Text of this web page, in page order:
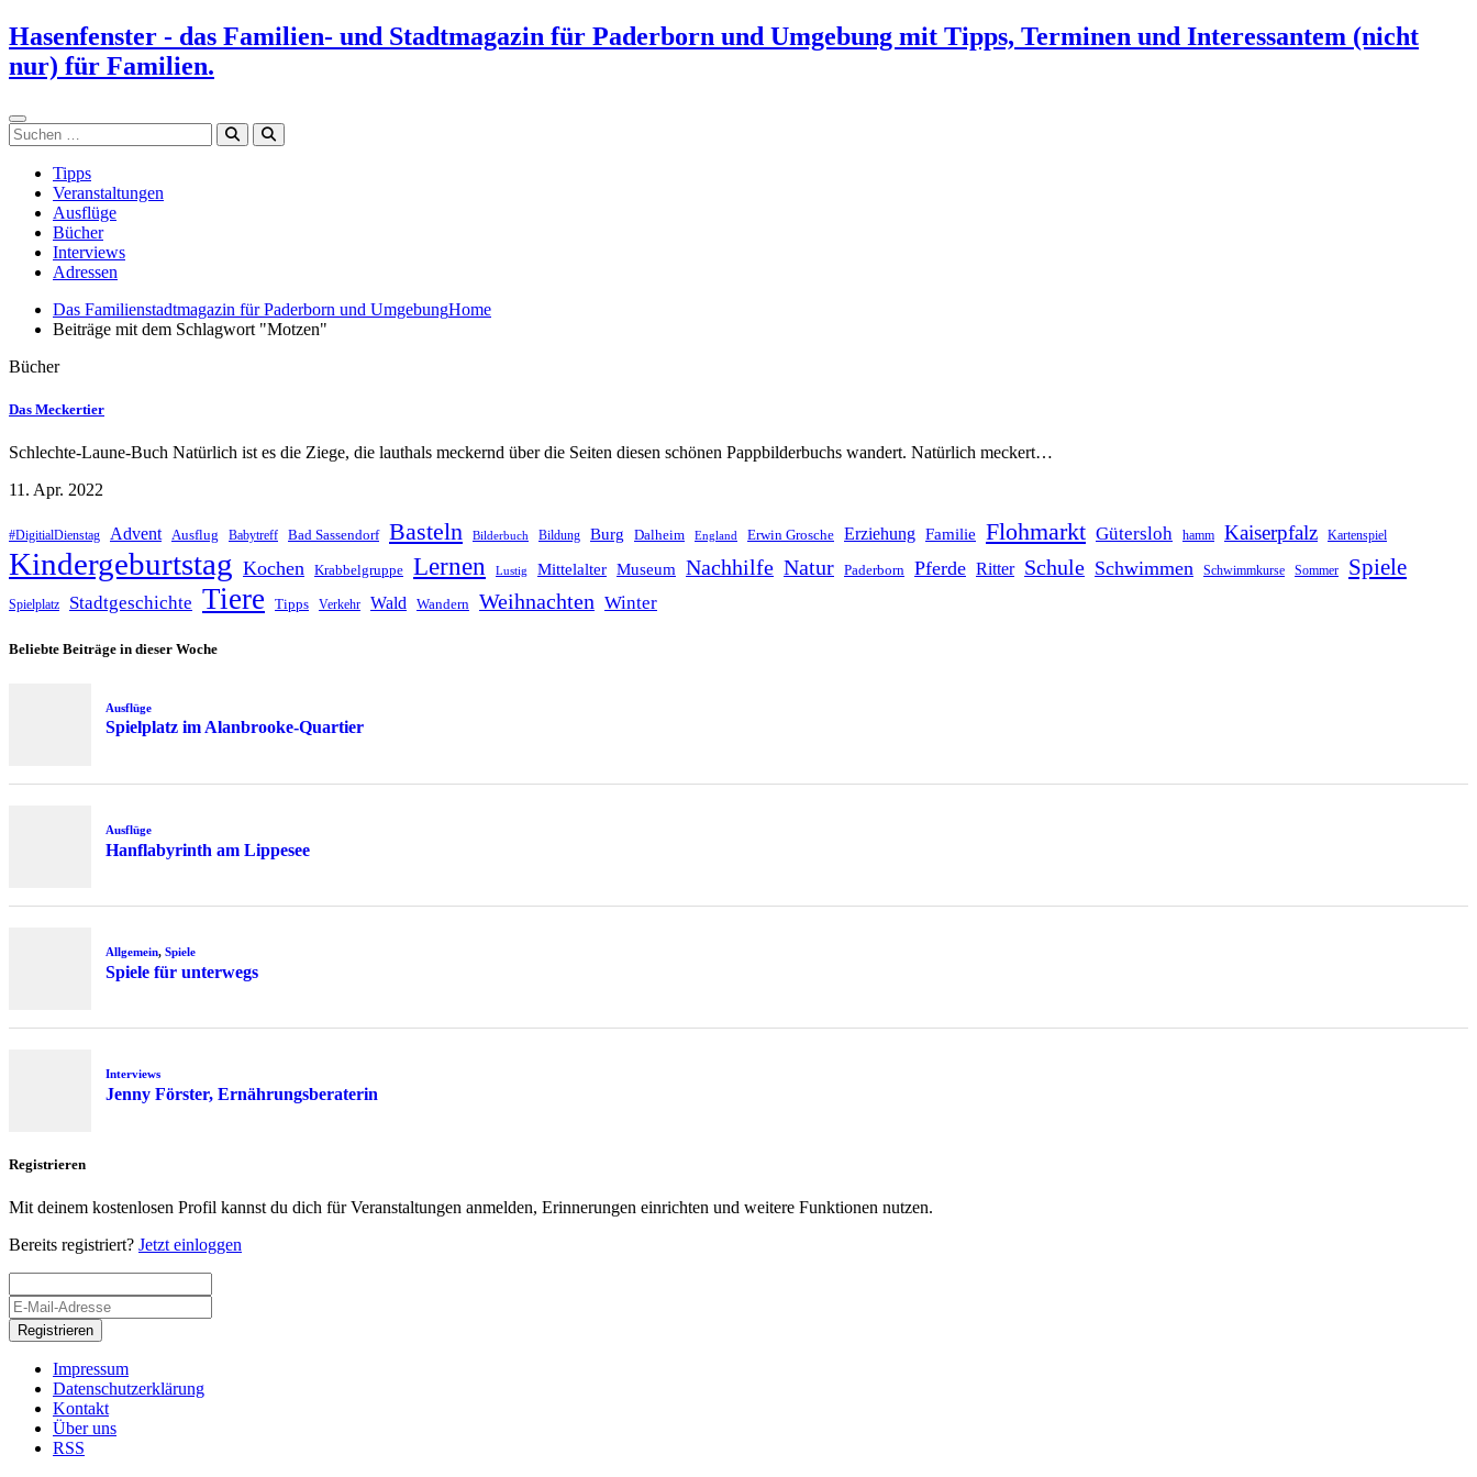
Zum
Inhalt
springen
Hasenfenster - das Familien- und Stadtmagazin für Paderborn und Umgebung mit Tipps, Terminen und Interessantem (nicht
nur) für Familien.
Suchen
Tipps
Veranstaltungen
Ausflüge
Bücher
Interviews
Adressen
Das Familienstadtmagazin für Paderborn und UmgebungHome
Beiträge mit dem Schlagwort "Motzen"
Bücher
Das Meckertier
Schlechte-Laune-Buch Natürlich ist es die Ziege, die lauthals meckernd über die Seiten diesen schönen Pappbilderbuchs wandert. Natürlich meckert…
11. Apr. 2022
#DigitialDienstag Advent Ausflug Babytreff Bad Sassendorf Basteln Bilderbuch Bildung Burg Dalheim England Erwin Grosche Erziehung Familie Flohmarkt Gütersloh hamm Kaiserpfalz Kartenspiel
Kindergeburtstag Kochen Krabbelgruppe Lernen Lustig Mittelalter Museum Nachhilfe Natur Paderborn Pferde Ritter Schule Schwimmen Schwimmkurse Sommer Spiele
Spielplatz Stadtgeschichte Tiere Tipps Verkehr Wald Wandern Weihnachten Winter
Beliebte Beiträge in dieser Woche
Ausflüge
Spielplatz im Alanbrooke-Quartier
Ausflüge
Hanflabyrinth am Lippesee
Allgemein, Spiele
Spiele für unterwegs
Interviews
Jenny Förster, Ernährungsberaterin
Registrieren
Mit deinem kostenlosen Profil kannst du dich für Veranstaltungen anmelden, Erinnerungen einrichten und weitere Funktionen nutzen.
Bereits registriert? Jetzt einloggen
Registrieren
Impressum
Datenschutzerklärung
Kontakt
Über uns
RSS